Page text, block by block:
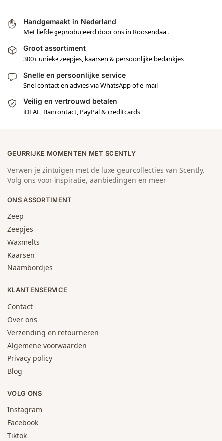
Handgemaakt in Nederland
Met liefde geproduceerd door ons in Roosendaal.
Groot assortiment
300+ unieke zeepjes, kaarsen & persoonlijke bedankjes
Snelle en persoonlijke service
Snel contact en advies via WhatsApp of e-mail
Veilig en vertrouwd betalen
iDEAL, Bancontact, PayPal & creditcards
GEURRIJKE MOMENTEN MET SCENTLY
Verwen je zintuigen met de luxe geurcollecties van Scently.
Volg ons voor inspiratie, aanbiedingen en meer!
ONS ASSORTIMENT
Zeep
Zeepjes
Waxmelts
Kaarsen
Naambordjes
KLANTENSERVICE
Contact
Over ons
Verzending en retourneren
Algemene voorwaarden
Privacy policy
Blog
VOLG ONS
Instagram
Facebook
Tiktok